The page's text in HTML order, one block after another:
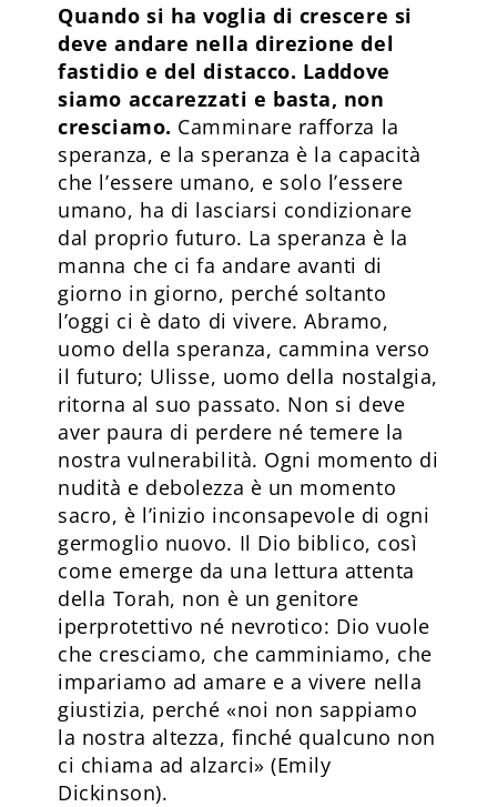
Quando si ha voglia di crescere si
deve andare nella direzione del
fastidio e del distacco. Laddove
siamo accarezzati e basta, non
cresciamo. Camminare rafforza la
speranza, e la speranza è la capacità
che l’essere umano, e solo l’essere
umano, ha di lasciarsi condizionare
dal proprio futuro. La speranza è la
manna che ci fa andare avanti di
giorno in giorno, perché soltanto
l’oggi ci è dato di vivere. Abramo,
uomo della speranza, cammina verso
il futuro; Ulisse, uomo della nostalgia,
ritorna al suo passato. Non si deve
aver paura di perdere né temere la
nostra vulnerabilità. Ogni momento di
nudità e debolezza è un momento
sacro, è l’inizio inconsapevole di ogni
germoglio nuovo. Il Dio biblico, così
come emerge da una lettura attenta
della Torah, non è un genitore
iperprotettivo né nevrotico: Dio vuole
che cresciamo, che camminiamo, che
impariamo ad amare e a vivere nella
giustizia, perché «noi non sappiamo
la nostra altezza, finché qualcuno non
ci chiama ad alzarci» (Emily
Dickinson).